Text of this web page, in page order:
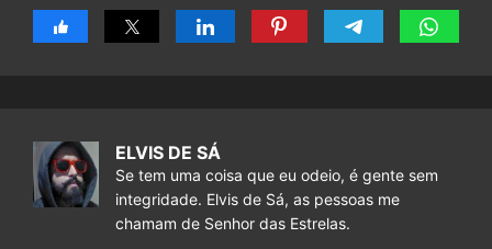
ELVIS DE SÁ
Se tem uma coisa que eu odeio, é gente sem
integridade. Elvis de Sá, as pessoas me
chamam de Senhor das Estrelas.